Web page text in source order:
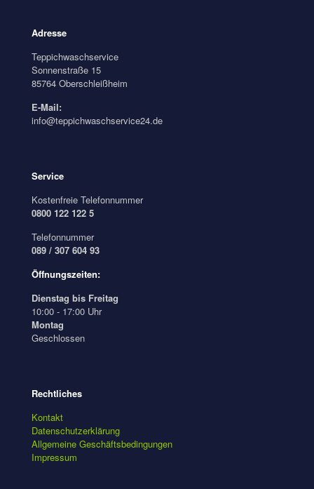
Adresse
Teppichwaschservice
Sonnenstraße 15
85764 Oberschleißheim
E-Mail:
info@teppichwaschservice24.de
Service
Kostenfreie Telefonnummer
0800 122 122 5
Telefonnummer
089 / 307 604 93
Öffnungszeiten:
Dienstag bis Freitag
10:00 - 17:00 Uhr
Montag
Geschlossen
Rechtliches
Kontakt
Datenschutzerklärung
Allgemeine Geschäftsbedingungen
Impressum